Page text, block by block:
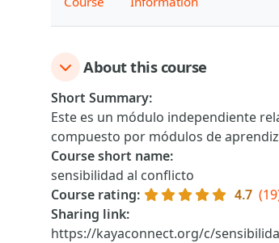
About this course
Short Summary:
Este es un módulo independiente
compuesto por módulos de
Course short name:
sensibilidad al conflicto
Course rating: 4.7
Sharing link:
https://kayaconnect.org/c/